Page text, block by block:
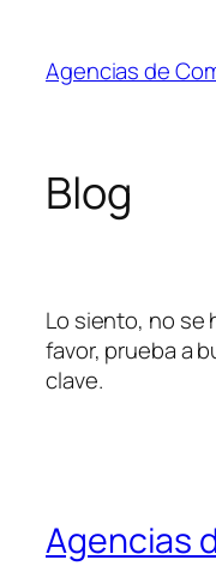
contenido
Agencias de
Blog
Lo siento, no se
favor, prueba a
clave.
Agencias